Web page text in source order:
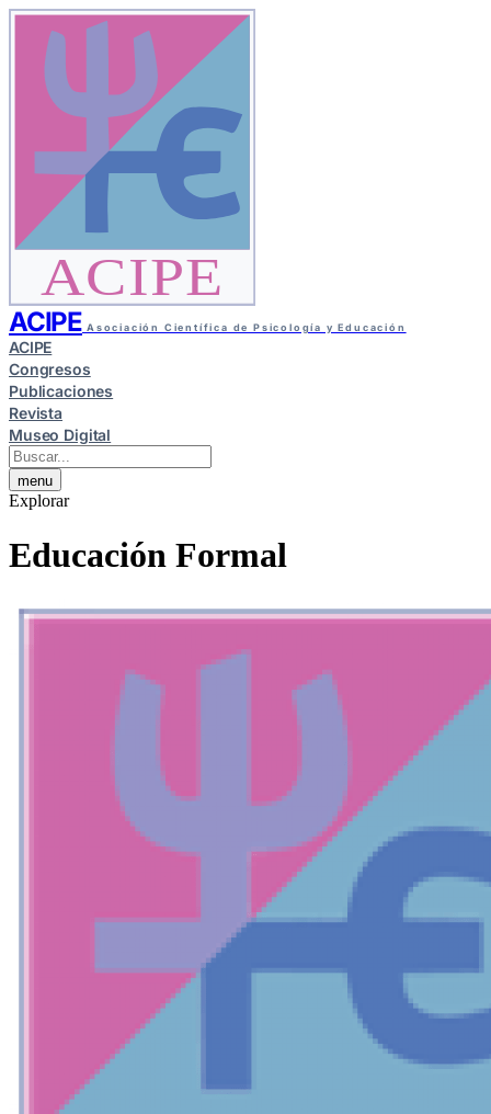
ACIPE
ACIPE Asociación Científica de Psicología y Educación
ACIPE
Congresos
Publicaciones
Revista
Museo Digital
menu
Explorar
Educación Formal